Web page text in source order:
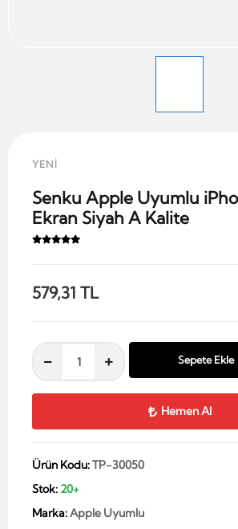
YENİ
Senku Apple Uyumlu
Ekran Siyah A Kalite
579,31 TL
Sepete Ekle
Hemen Al
Ürün Kodu:TP-30050
Stok: 20+
Marka:Apple Uyumlu